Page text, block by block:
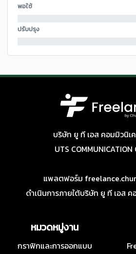
พอใช้
ปรับปรุง
บริษัท ยู ที เอส คอมมิวนิเ
UTS COMMUNICATION
แพลตฟอร์ม
ดำเนินการภายใต้บริษัท ยู ที เอส
หมวดหมู่งาน
กราฟิกและการออกแบบ